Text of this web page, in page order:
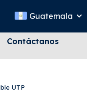
Guatemala
Contáctanos
UTP